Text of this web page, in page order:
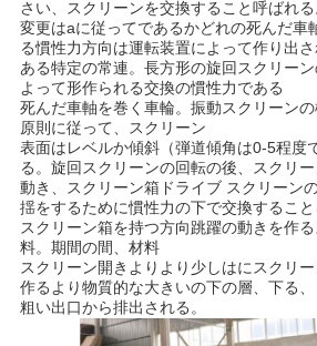
し
な
さ
い
SITEMAP
プ
さい、スクリーンを交換すること呼ばれ
変更はaに従ってであるかどれの死んだ車
る慣性力方向は運転装置によって作り出さ
ある特定の常連。長方形の旋回スクリー
よって形作られる交換の慣性力である
死んだ車軸を巻く車輪。振動スクリーン
原則に従って、スクリーン
表面はレベルか傾斜（弾道傾角は0-5程度
る。旋回スクリーンの回転の後、スクリ
動き、スクリーン箱ドライブ スクリーン
揺をするために慣性力の下で交換するこ
スクリーン箱を持つ方向跳躍の動きを作
料。期間の間、材料
スクリーン開きよりより少しはにスクリ
作るより物質的な大きいの下の層、下る、
粗い出口から排出される。